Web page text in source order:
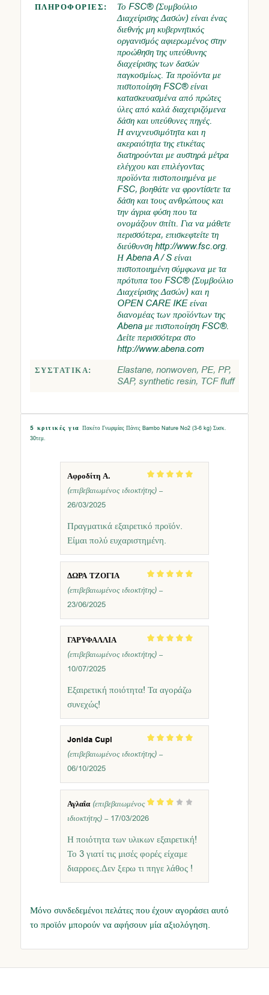
ΠΛΗΡΟΦΟΡΊΕΣ:
Το FSC® (Συμβούλιο
Διαχείρισης Δασών) είναι ένας
διεθνής μη κυβερνητικός
οργανισμός αφιερωμένος στην
προώθηση της υπεύθυνης
διαχείρισης των δασών
παγκοσμίως. Τα προϊόντα με
πιστοποίηση FSC® είναι
κατασκευασμένα από πρώτες
ύλες από καλά διαχειριζόμενα
δάση και υπεύθυνες πηγές.
Η ανιχνευσιμότητα και η
ακεραιότητα της ετικέτας
διατηρούνται με αυστηρά μέτρα
ελέγχου και επιλέγοντας
προϊόντα πιστοποιημένα με
FSC, βοηθάτε να φροντίσετε τα
δάση και τους ανθρώπους και
την άγρια φύση που τα
ονομάζουν σπίτι. Για να μάθετε
περισσότερα, επισκεφτείτε τη
διεύθυνση http://www.fsc.org.
Η Abena A / S είναι
πιστοποιημένη σύμφωνα με τα
πρότυπα του FSC® (Συμβούλιο
Διαχείρισης Δασών) και η
OPEN CARE IKE είναι
διανομέας των προϊόντων της
Abena με πιστοποίηση FSC®.
Δείτε περισσότερα στο
http://www.abena.com
ΣΥΣΤΑΤΙΚΆ:
Elastane, nonwoven, PE, PP,
SAP, synthetic resin, TCF fluff
5 κριτικές γιαΠακέτο Γνωριμίας Πάνες Bambo Nature No2 (3-6 kg) Συσκ.
30τεμ.
με5
Αφροδίτη Α.
(επιβεβαιωμένος ιδιοκτήτης) –
26/03/2025
Πραγματικά εξαιρετικό προϊόν.
Είμαι πολύ ευχαριστημένη.
με5
ΔΩΡΑ ΤΖΟΓΙΑ
(επιβεβαιωμένος ιδιοκτήτης) –
23/06/2025
με5
ΓΑΡΥΦΑΛΛΙΑ
(επιβεβαιωμένος ιδιοκτήτης) –
10/07/2025
Εξαιρετική ποιότητα! Τα αγοράζω
συνεχώς!
με5
Jonida Cupi
(επιβεβαιωμένος ιδιοκτήτης) –
06/10/2025
με
Αγλαΐα (επιβεβαιωμένος
ιδιοκτήτης) – 17/03/2026
Η ποιότητα των υλικων εξαιρετική!
Το 3 γιατί τις μισές φορές είχαμε
διαρροες.Δεν ξερω τι πηγε λάθος !
Μόνο συνδεδεμένοι πελάτες που έχουν αγοράσει αυτό
το προϊόν μπορούν να αφήσουν μία αξιολόγηση.